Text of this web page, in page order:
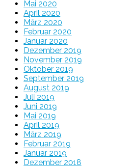
Mai 2020
April 2020
März 2020
Februar 2020
Januar 2020
Dezember 2019
November 2019
Oktober 2019
September 2019
August 2019
Juli 2019
Juni 2019
Mai 2019
April 2019
März 2019
Februar 2019
Januar 2019
Dezember 2018